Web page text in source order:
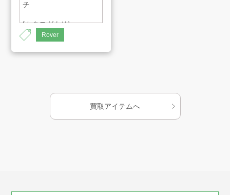
販売のご案内
お知らせ
チ
[カタログより]
品名：AL-FDB207-R4
メーカー：Rover
カラー：グリーン
1060x幅570
横830x高さ
650x幅400(折り畳み時)
重量：12.5kg
ルミ
Rover
買取アイテムへ